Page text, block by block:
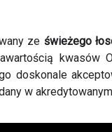
ze świeżego
kwasów
doskonale
w